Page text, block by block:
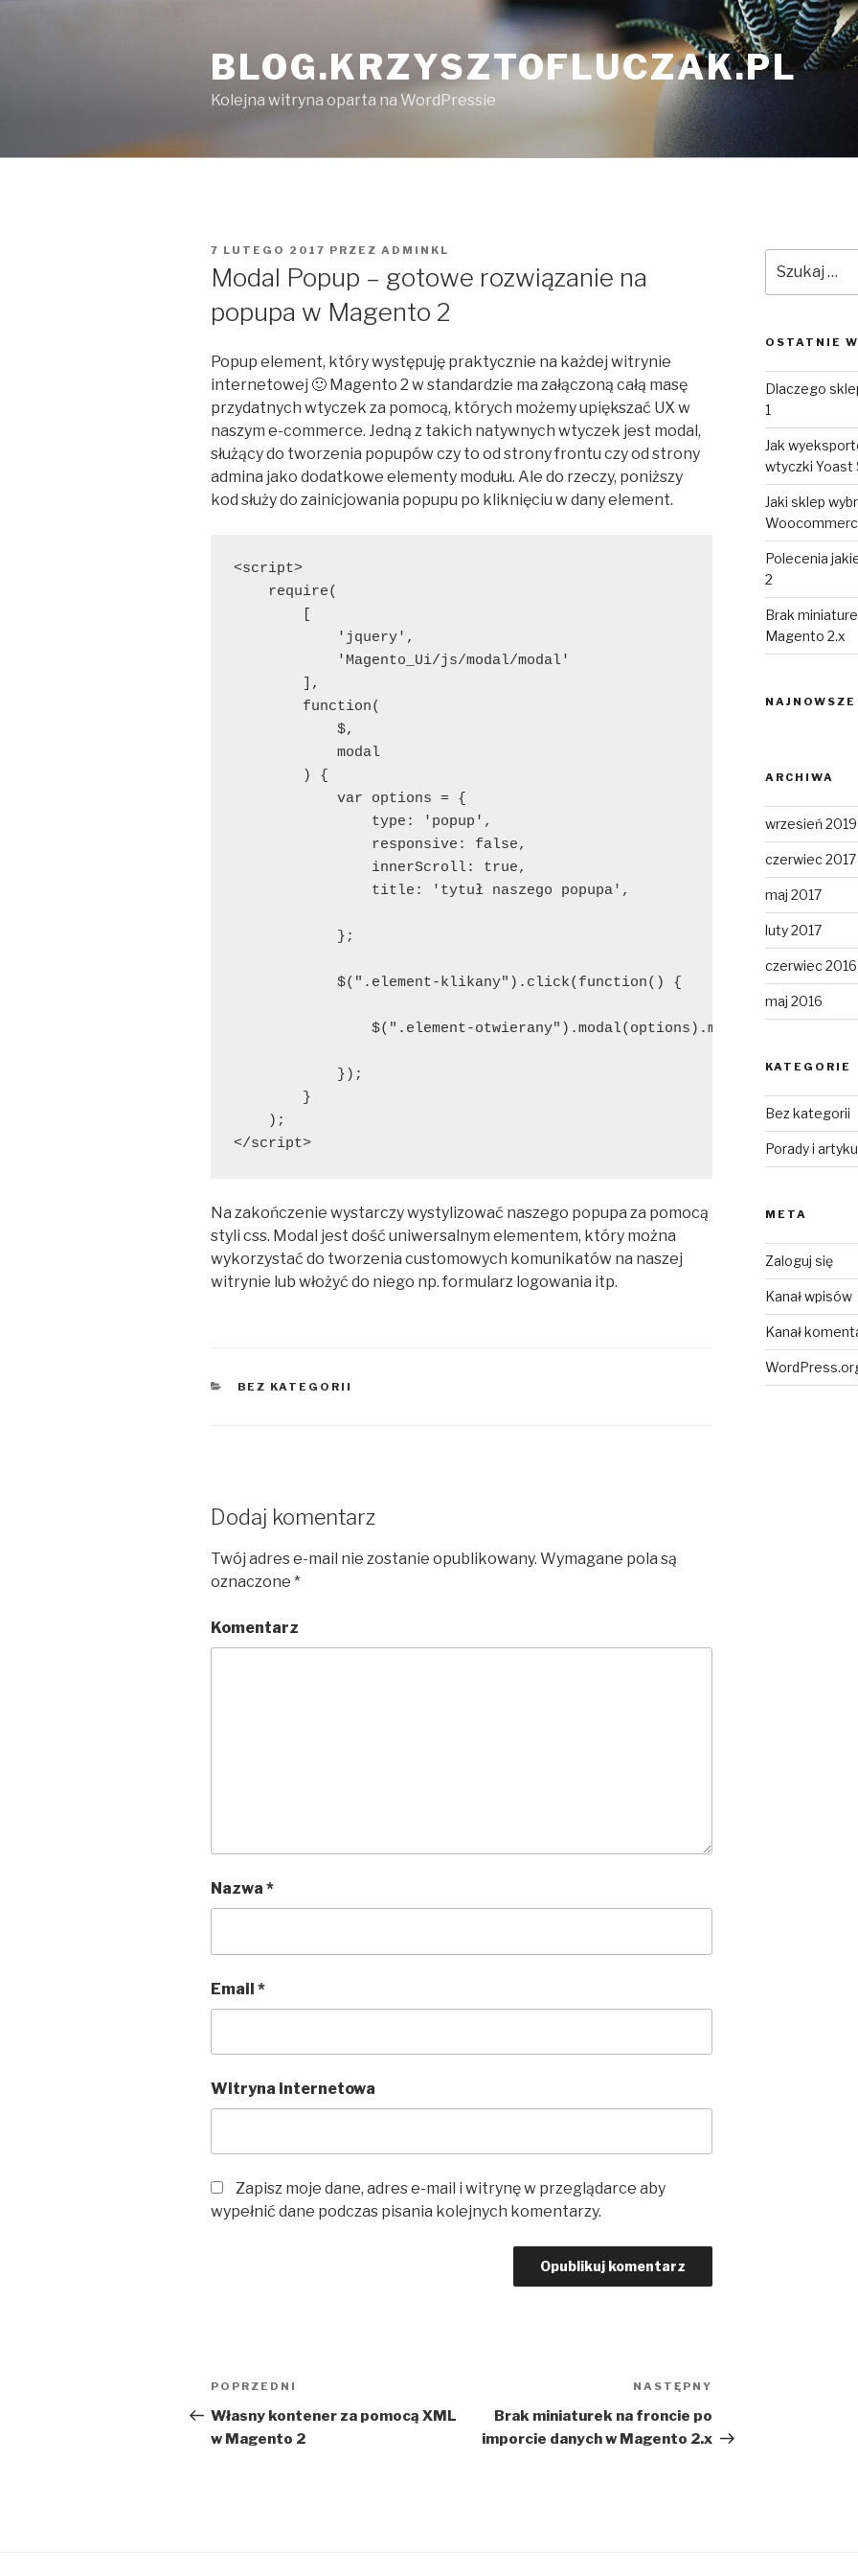
BLOG.KRZYSZTOFLUCZAK.PL
Kolejna witryna oparta na WordPressie
OPUBLIKOWANE
W
7 LUTEGO 2017 PRZEZ ADMINKL
Modal Popup – gotowe rozwiązanie na
popupa w Magento 2
Popup element, który występuję praktycznie na każdej witrynie
internetowej 🙂 Magento 2 w standardzie ma załączoną całą masę
przydatnych wtyczek za pomocą, których możemy upiększać UX w
naszym e-commerce. Jedną z takich natywnych wtyczek jest modal,
służący do tworzenia popupów czy to od strony frontu czy od strony
admina jako dodatkowe elementy modułu. Ale do rzeczy, poniższy
kod służy do zainicjowania popupu po kliknięciu w dany element.
<script>
    require(
            'jquery',
            'Magento_Ui/js/modal/modal'
        ],
        function(
            $,
            modal
        ) {
            var options = {
                type: 'popup',
                responsive: false,
                innerScroll: true,
                title: 'tytuł naszego popupa',
            };
            $(".element-klikany").click(function() {
$(".element-
            });
        }
    );
</script>
Na zakończenie wystarczy wystylizować naszego popupa za pomocą
styli css. Modal jest dość uniwersalnym elementem, który można
wykorzystać do tworzenia customowych komunikatów na naszej
witrynie lub włożyć do niego np. formularz logowania itp.
KATEGORIE
BEZ KATEGORII
Dodaj komentarz
Twój adres e-mail nie zostanie opublikowany. Wymagane pola są
oznaczone *
Komentarz
Nazwa *
Email *
Witryna internetowa
Zapisz moje dane, adres e-mail i witrynę w przeglądarce aby
wypełnić dane podczas pisania kolejnych komentarzy.
Nawigacja
wpisu
Poprzedni
wpis
POPRZEDNI
Własny kontener za pomocą XML
w Magento 2
NASTĘPNY
Brak miniaturek na froncie po
imporcie danych w Magento 2.x
OSTATNIE
Dlaczego
1
Jak
wtyczki Yoast
Jaki sklep
Polecenia
2
Brak
Magento 2.x
ARCHIWA
wrzesień 2019
czerwiec 2017
maj 2017
luty 2017
czerwiec 2016
maj 2016
KATEGORIE
Bez kategorii
Porady i
META
Zaloguj się
Kanał wpisów
Kanał